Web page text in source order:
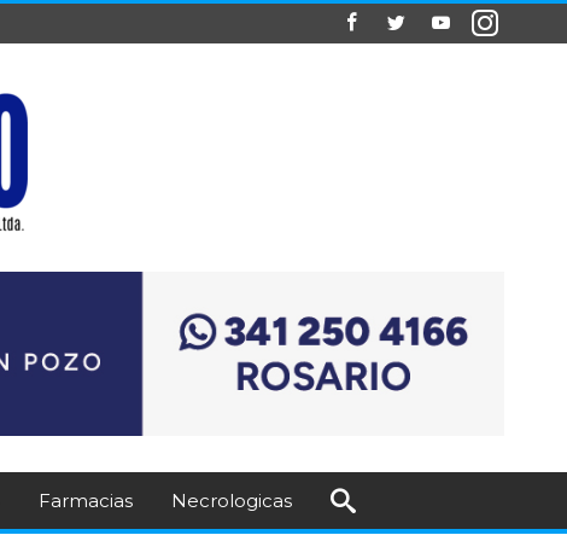
Farmacias Necrologicas